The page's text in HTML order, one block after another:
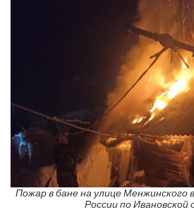
Пожар в бане на улице
России по Ивановской